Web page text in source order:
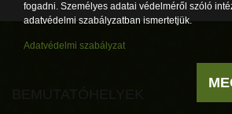
fogadni. Személyes adatai védelméről szóló
adatvédelmi szabályzatban ismertetjük.
Adatvédelmi szabályzat